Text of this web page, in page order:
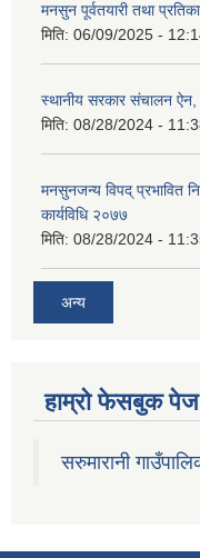
मनसुन पूर्वतयारी तथा
मिति: 06/09/2025 -
स्थानीय सरकार संचालन
मिति: 08/28/2024 -
मनसुनजन्य विपद् प्रभावित
कार्यविधि २०७७
मिति: 08/28/2024 -
अन्य
हाम्राे फेसबुक पेज
सरुमारानी